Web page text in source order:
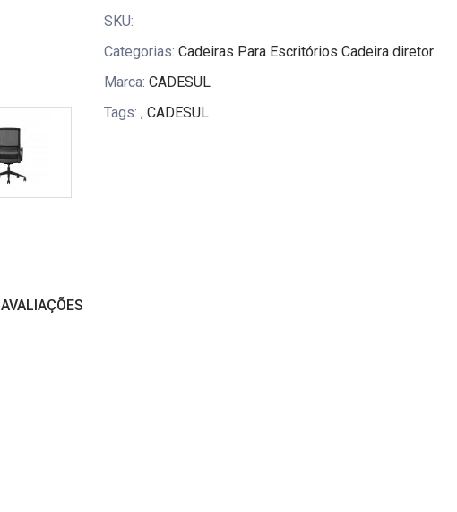
SKU:
Categorias: Cadeiras Para Escritórios Cadeira diretor
Marca: CADESUL
Tags: , CADESUL
AVALIAÇÕES